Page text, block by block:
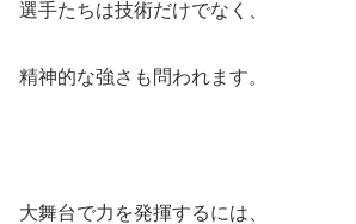
選手たちは技術だけでなく、
精神的な強さも問われます。
大舞台で力を発揮するには、